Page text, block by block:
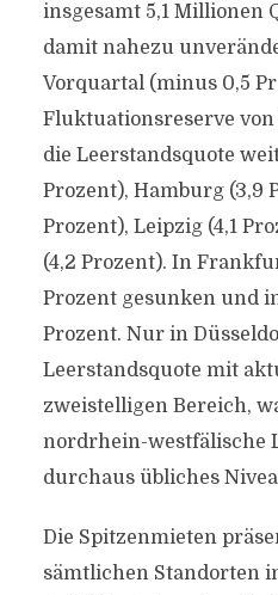
insgesamt 5,1 Millionen
damit nahezu
Vorquartal (minus 0,5
Fluktuationsreserve
die Leerstandsquote
Prozent), Hamburg (3,9
Prozent), Leipzig (4,1
(4,2 Prozent). In
Prozent gesunken und
Prozent. Nur in
Leerstandsquote mit
zweistelligen Bereich,
nordrhein-westfälische
durchaus übliches
Die Spitzenmieten
sämtlichen Standorten